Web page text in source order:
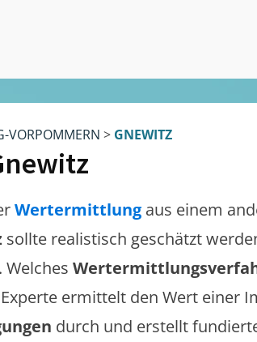
VORPOMMERN > GNEWITZ
Wertermittlung aus einem
sollte realistisch geschätzt
ermittelt den Wert einer
durch und erstellt